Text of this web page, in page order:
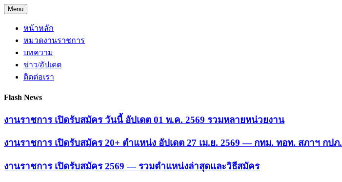
Skip
to
content
Menu
หน้าหลัก
หมวดงานราชการ
บทความ
ข่าว/อัปเดต
ติดต่อเรา
Flash News
งานราชการ เปิดรับสมัคร วันนี้ อัปเดต 01 พ.ค. 2569 รวมหลายหน่วยงาน
งานราชการ เปิดรับสมัคร 20+ ตำแหน่ง อัปเดต 27 เม.ย. 2569 — กทม. ทอท. สภาฯ กปภ.
งานราชการ เปิดรับสมัคร 2569 — รวมตำแหน่งล่าสุดและวิธีสมัคร